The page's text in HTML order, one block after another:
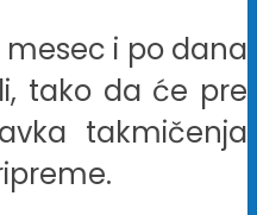
i po dana
tako da će pre
takmičenja